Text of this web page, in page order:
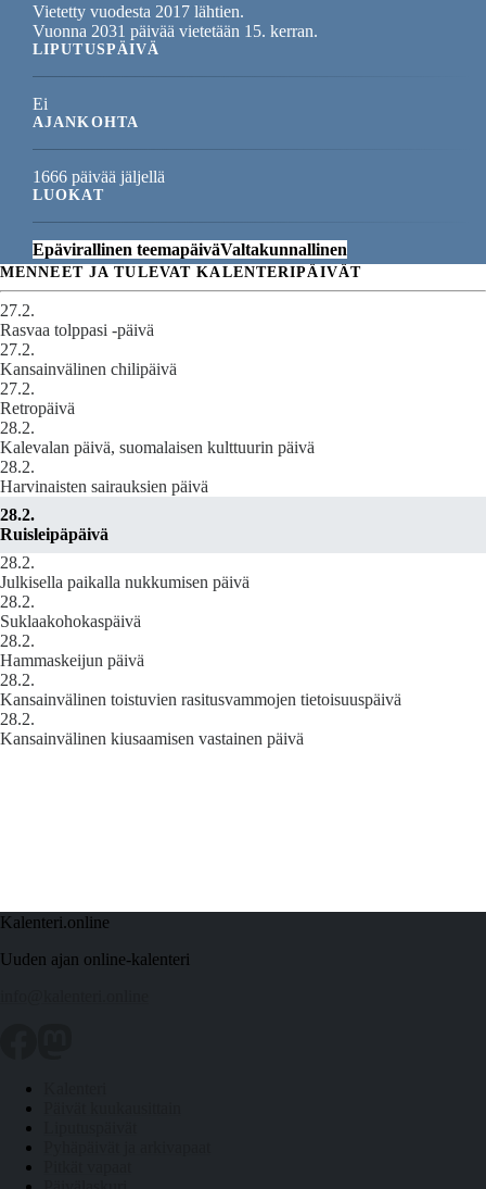
Vietetty vuodesta 2017 lähtien.
Vuonna 2031 päivää vietetään 15. kerran.
LIPUTUSPÄIVÄ
Ei
AJANKOHTA
1666 päivää jäljellä
LUOKAT
Epävirallinen teemapäiväValtakunnallinen
MENNEET JA TULEVAT KALENTERIPÄIVÄT
27.2.
Rasvaa tolppasi -päivä
27.2.
Kansainvälinen chilipäivä
27.2.
Retropäivä
28.2.
Kalevalan päivä, suomalaisen kulttuurin päivä
28.2.
Harvinaisten sairauksien päivä
28.2.
Ruisleipäpäivä
28.2.
Julkisella paikalla nukkumisen päivä
28.2.
Suklaakohokaspäivä
28.2.
Hammaskeijun päivä
28.2.
Kansainvälinen toistuvien rasitusvammojen tietoisuuspäivä
28.2.
Kansainvälinen kiusaamisen vastainen päivä
Kalenteri.online
Uuden ajan online-kalenteri